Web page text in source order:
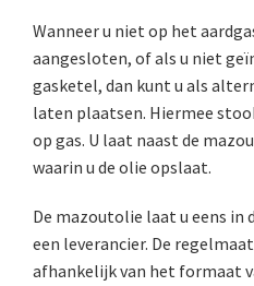
Wanneer u niet op het
aangesloten, of als u niet
gasketel, dan kunt u als
laten plaatsen. Hiermee
op gas. U laat naast de
waarin u de olie opslaat.
De mazoutolie laat u eens in
een leverancier. De
afhankelijk van het formaat